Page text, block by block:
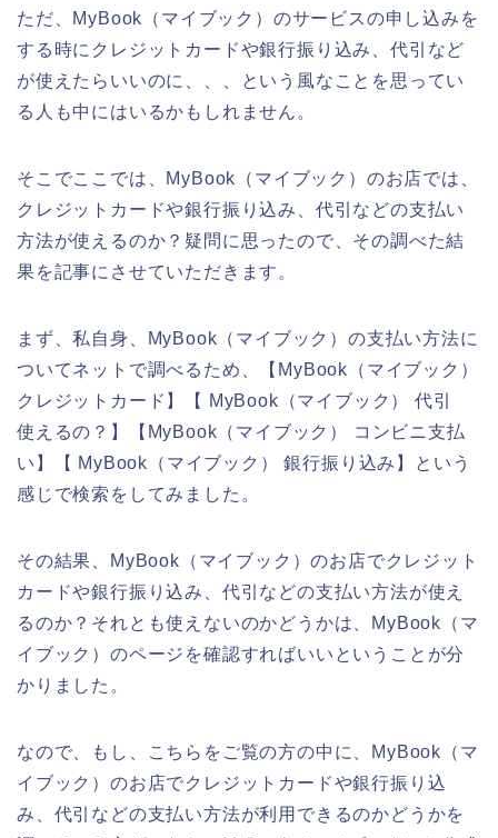
ただ、MyBook（マイブック）のサービスの申し込みを
する時にクレジットカードや銀行振り込み、代引など
が使えたらいいのに、、、という風なことを思ってい
る人も中にはいるかもしれません。
そこでここでは、MyBook（マイブック）のお店では、
クレジットカードや銀行振り込み、代引などの支払い
方法が使えるのか？疑問に思ったので、その調べた結
果を記事にさせていただきます。
まず、私自身、MyBook（マイブック）の支払い方法に
ついてネットで調べるため、【MyBook（マイブック）
クレジットカード】【 MyBook（マイブック） 代引
使えるの？】【MyBook（マイブック） コンビニ支払
い】【 MyBook（マイブック） 銀行振り込み】という
感じで検索をしてみました。
その結果、MyBook（マイブック）のお店でクレジット
カードや銀行振り込み、代引などの支払い方法が使え
るのか？それとも使えないのかどうかは、MyBook（マ
イブック）のページを確認すればいいということが分
かりました。
なので、もし、こちらをご覧の方の中に、MyBook（マ
イブック）のお店でクレジットカードや銀行振り込
み、代引などの支払い方法が利用できるのかどうかを